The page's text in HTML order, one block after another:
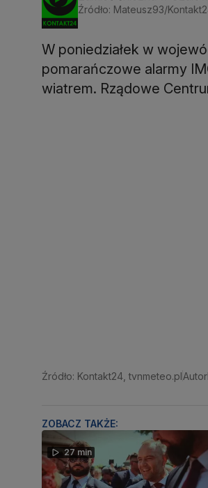
Źródło: Mateusz93/
W poniedziałek w
pomarańczowe alarmy
wiatrem. Rządowe
Źródło: Kontakt24, tvnmeteo.pl
ZOBACZ TAKŻE:
27 min